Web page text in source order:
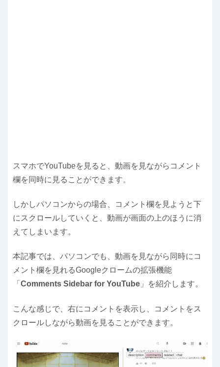
スマホでYouTubeを見ると、動画を見ながらコメント
欄を同時に見ることができます。
しかしパソコンからの場合、コメント欄を見ようと下
にスクロールしていくと、動画が画面の上のほうに消
えてしまいます。
本記事では、パソコンでも、動画を見ながら同時にコ
メント欄を見れるGoogleクロームの拡張機能
「 Comments Sidebar for YouTube 」を紹介します。
こんな感じで、右にコメントを表示し、コメントをス
クロールしながら動画を見ることができます。